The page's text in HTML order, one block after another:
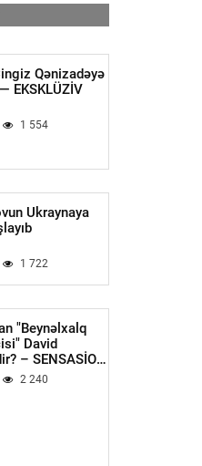
Qənizadəyə
EKSKLÜZİV
1 554
Ukraynaya
1 722
"beynəlxalq
David
– SENSASİON
2 240